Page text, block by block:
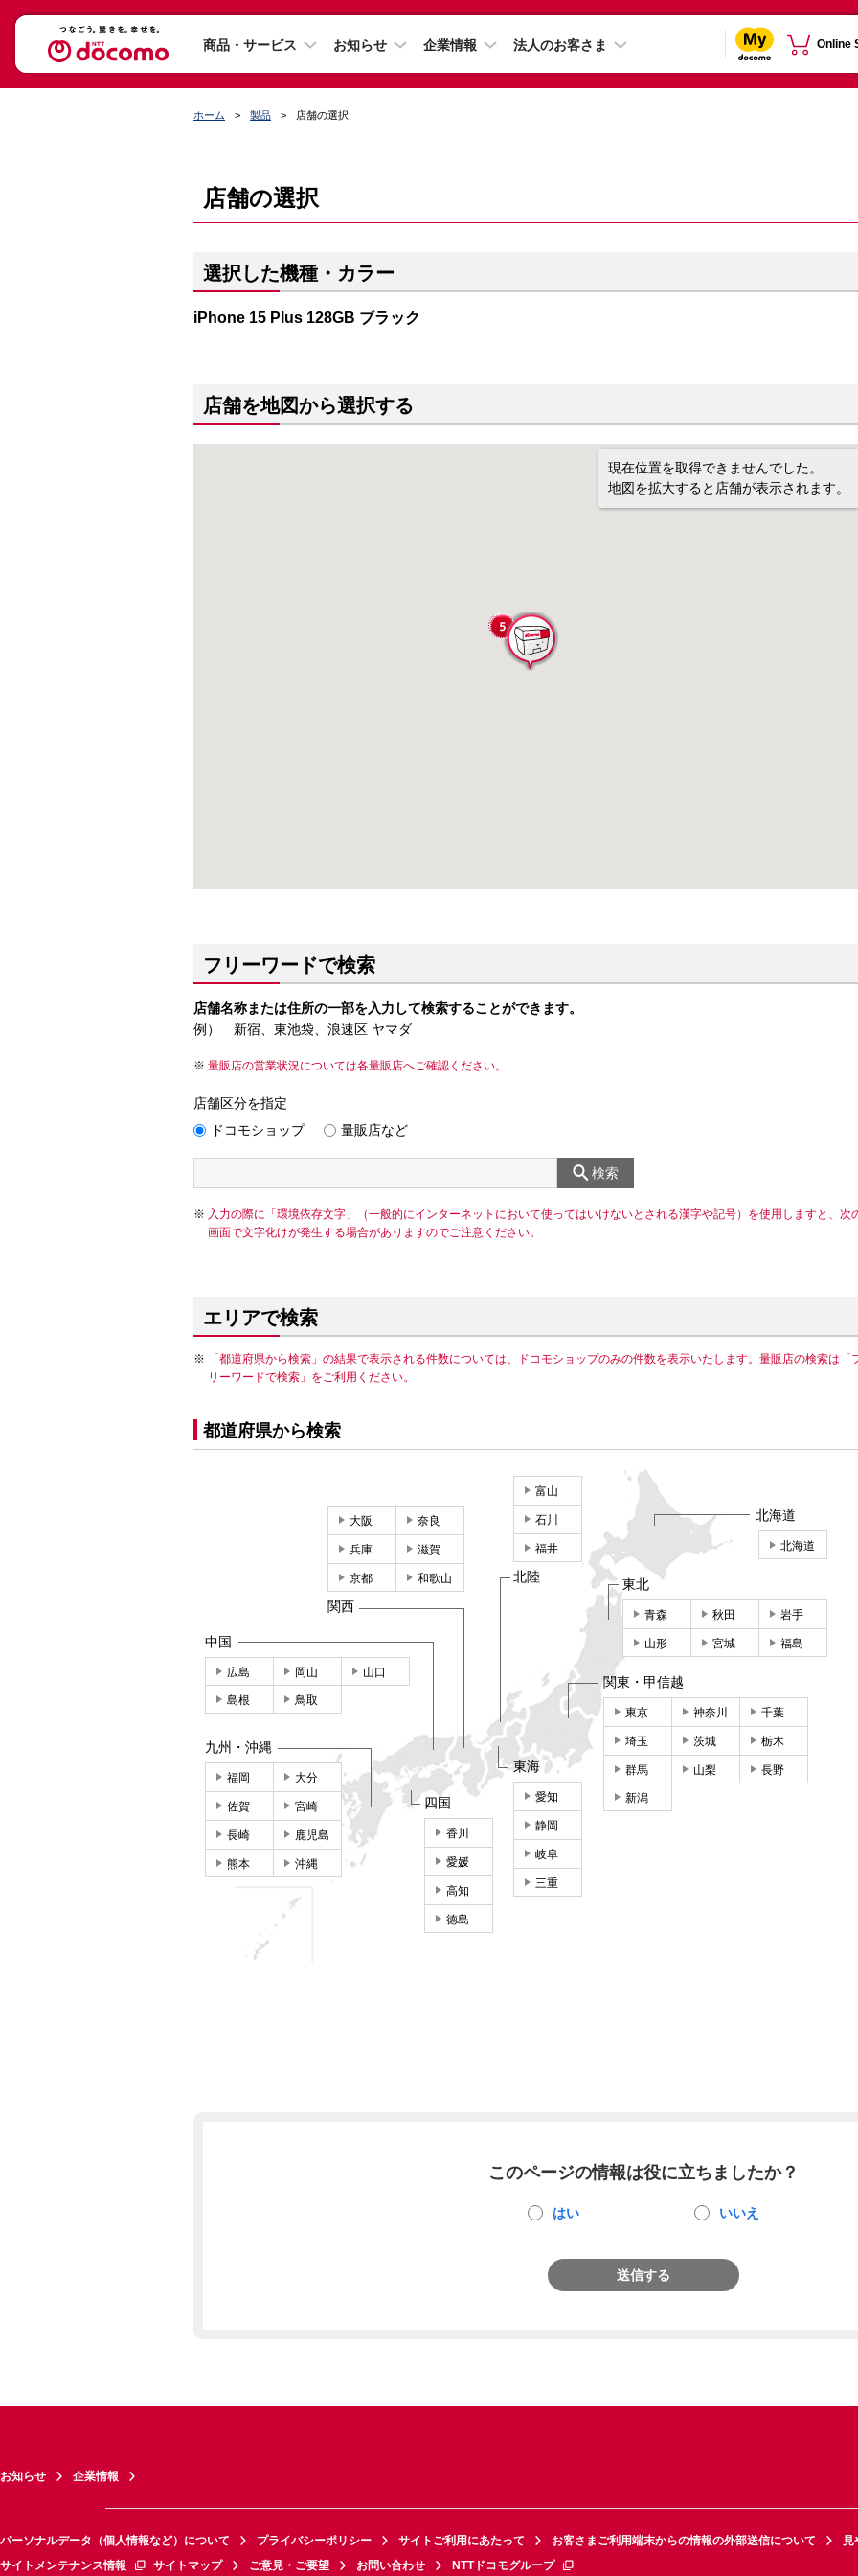
商品・サービス お知らせ 企業情報 法人のお客さま Online
ホーム 製品 店舗の選択
店舗の選択
選択した機種・カラー
iPhone 15 Plus 128GB ブラック
店舗を地図から選択する
現在位置を取得できませんでした。
地図を拡大すると店舗が表示されます。
フリーワードで検索
店舗名称または住所の一部を入力して検索することができます。
例） 新宿、東池袋、浪速区 ヤマダ
量販店の営業状況については各量販店へご確認ください。
店舗区分を指定
ドコモショップ
量販店など
検索
入力の際に「環境依存文字」（一般的にインターネットにおいて使ってはいけないとされる漢字や記号）を使用しますと、次
画面で文字化けが発生する場合がありますのでご注意ください。
エリアで検索
「都道府県から検索」の結果で表示される件数については、ドコモショップのみの件数を表示いたします。量販店の検索は「
リーワードで検索」をご利用ください。
都道府県から検索
北海道
北海道
東北
青森 秋田 岩手
山形 宮城 福島
関東・甲信越
東京 神奈川 千葉
埼玉 茨城 栃木
群馬 山梨 長野
新潟
東海
愛知
静岡
岐阜
三重
富山
石川
福井
北陸
大阪 奈良
兵庫 滋賀
京都 和歌山
関西
中国
広島 岡山 山口
島根 鳥取
四国
香川
愛媛
高知
徳島
九州・沖縄
福岡 大分
佐賀 宮崎
長崎 鹿児島
熊本 沖縄
このページの情報は役に立ちましたか？
はい いいえ
送信する
お知らせ 企業情報
パーソナルデータ（個人情報など）について プライバシーポリシー サイトご利用にあたって お客さまご利用端末からの情報の外部送信について
見
サイトメンテナンス情報
サイトマップ ご意見・ご要望 お問い合わせ NTTドコモグループ